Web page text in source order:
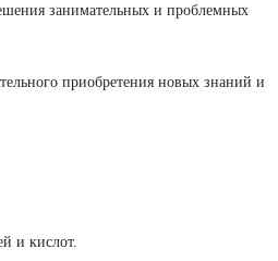
занимательных и проблемных
приобретения новых знаний и
и кислот.